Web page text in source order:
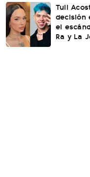
Tuli
decisión
el
Ra y La